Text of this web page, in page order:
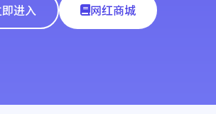
进入 网红商城